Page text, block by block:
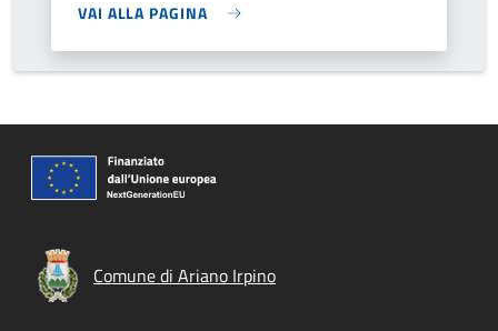
VAI ALLA PAGINA
Comune di Ariano Irpino